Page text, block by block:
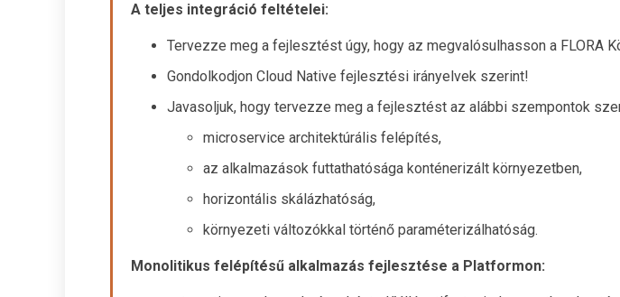
A teljes integráció feltételei:
Tervezze meg a fejlesztést úgy, hogy az megvalósulhasson a FLORA
Gondolkodjon Cloud Native fejlesztési irányelvek szerint!
Javasoljuk, hogy tervezze meg a fejlesztést az alábbi szempontok
microservice architektúrális felépítés,
az alkalmazások futtathatósága konténerizált környezetben,
horizontális skálázhatóság,
környezeti változókkal történő paraméterizálhatóság.
Monolitikus felépítésű alkalmazás fejlesztése a Platformon: